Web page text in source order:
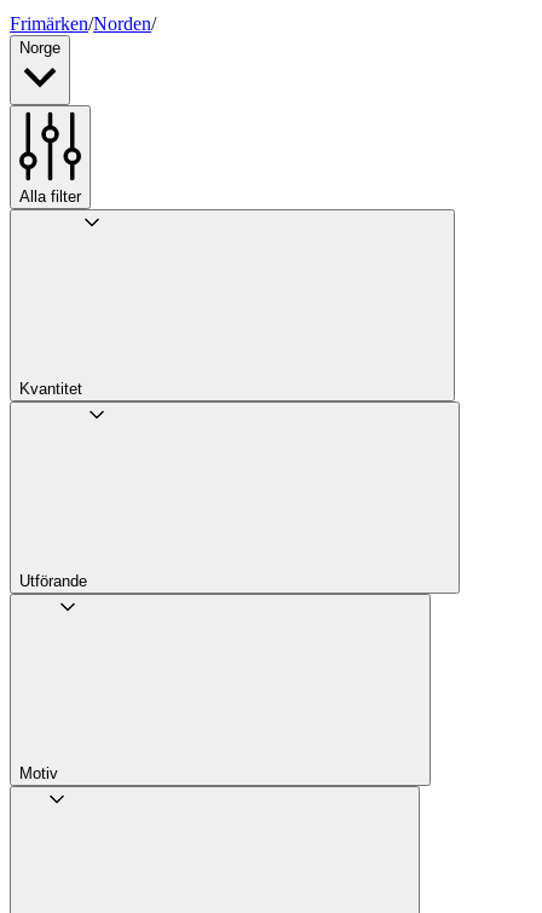
Frimärken/Norden/
Norge
Alla filter
Kvantitet
Utförande
Motiv